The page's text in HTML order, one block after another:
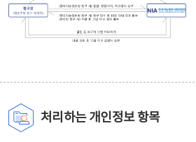
처리하는 개인정보 항목